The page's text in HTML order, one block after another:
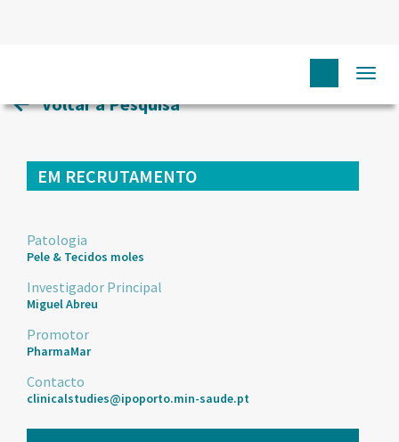
Voltar à Pesquisa
EM RECRUTAMENTO
Patologia
Pele & Tecidos moles
Investigador Principal
Miguel Abreu
Promotor
PharmaMar
Contacto
clinicalstudies@ipoporto.min-saude.pt